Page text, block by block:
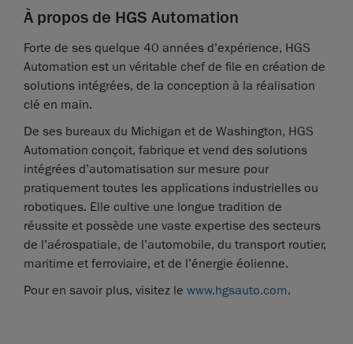
À propos de HGS Automation
Forte de ses quelque 40 années d’expérience, HGS
Automation est un véritable chef de file en création de
solutions intégrées, de la conception à la réalisation
clé en main.
De ses bureaux du Michigan et de Washington, HGS
Automation conçoit, fabrique et vend des solutions
intégrées d’automatisation sur mesure pour
pratiquement toutes les applications industrielles ou
robotiques. Elle cultive une longue tradition de
réussite et possède une vaste expertise des secteurs
de l’aérospatiale, de l’automobile, du transport routier,
maritime et ferroviaire, et de l’énergie éolienne.
Pour en savoir plus, visitez le www.hgsauto.com.